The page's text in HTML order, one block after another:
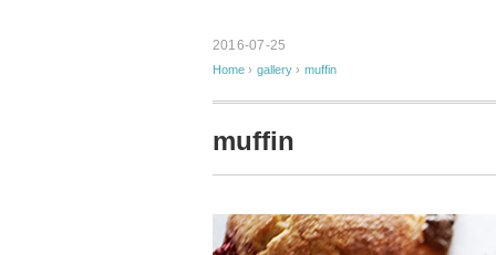
2016-07-25
Home › gallery › muffin
muffin